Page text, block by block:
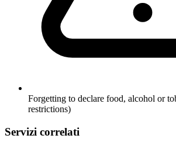
Forgetting to declare food, alcohol or
restrictions)
Servizi correlati